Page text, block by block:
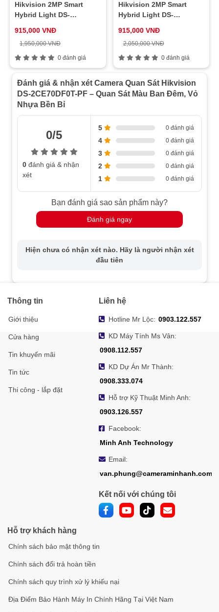
sáng
trắng)
(WDR)
WDR kỹ thuật số (Digital WDR)
Điều chỉnh
góc
Xoay ngang: 0° đến 360°, Xoay dọc: 0°
đến 75°, Quay: 0° đến 360°
Cài đặt menu
hình ảnh: STD/HIGH-SAT/HIGHLIGHT,
Chế độ ngày/đêm: Màu, Cân bằng
Global, Giảm nhiễu: 3D DNR/2D DNR,
Ngôn ngữ: Tiếng Anh
Chức năng
Độ sáng, Gương, Độ sắc nét, Chống
nhấp nháy, Ánh sáng thông minh
Giao diện
Đầu ra video chuyển đổi
TVI/AHD/CVI/CVBS
Điều kiện
-40°C đến 60°C (-40°F đến 140°F), Độ
ẩm: 90% hoặc thấp hơn (không ngưng
Khoảng cách
trắng
Lên đến 20 m
Giao tiếp
HIKVISION-C
Kích thước
Trọng lượng
Hikvision 2MP Smart
Hybrid Light DS-
915,000 VNĐ
1,950,000 VNĐ
0 đánh giá
Hikvision 2MP Smart
Hybrid Light DS-
915,000 VNĐ
2,050,000 VNĐ
0 đánh giá
Đánh giá & nhận xét Camera Quan Sát Hikvision
DS-2CE70DF0T-PF – Quan Sát Màu Ban Đêm, Vỏ
Nhựa Bền Bỉ
0/5
0 đánh giá & nhận
xét
5 0 đánh giá
4 0 đánh giá
3 0 đánh giá
2 0 đánh giá
1 0 đánh giá
Bạn đánh giá sao sản phẩm này?
Đánh giá ngay
Hiện chưa có nhận xét nào. Hãy là người nhận xét
đầu tiên
Thông tin
Giới thiệu
Cửa hàng
Tin khuyến mãi
Tin tức
Thi công - lắp đặt
Liên hệ
Hotline Mr Lộc: 0903.122.557
KD Máy Tính Ms Vân:
0908.112.557
KD Dự Án Mr Thành:
0908.333.074
Hỗ trợ Kỹ Thuật Minh Anh:
0903.126.557
Facebook:
Minh Anh Technology
Email:
van.phung@cameraminhanh.com
Kết nối với chúng tôi
Hỗ trợ khách hàng
Chính sách bảo mật thông tin
Chính sách đổi trả hoàn tiền
Chính sách quy trình xử lý khiếu nại
Địa Điểm Bảo Hành Máy In Chính Hãng Tại Việt Nam